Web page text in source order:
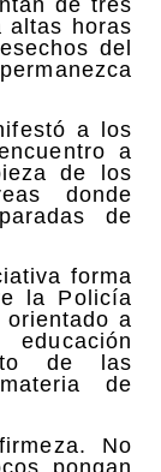
altas horas
del
a los
a
de los
donde
de
forma
la Policía
a
de las
de
No
pongan